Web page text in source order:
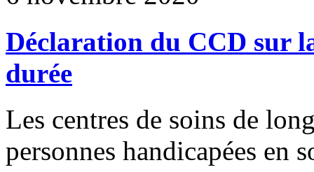
Déclaration du CCD sur
durée
Les centres de soins de
personnes handicapées en